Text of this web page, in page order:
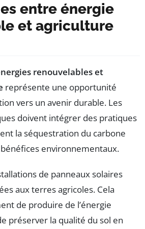
entre énergie
et agriculture
renouvelables et
représente une opportunité
vers un avenir durable. Les
doivent intégrer des pratiques
la séquestration du carbone
environnementaux.
de panneaux solaires
aux terres agricoles. Cela
de produire de l’énergie
préserver la qualité du sol en